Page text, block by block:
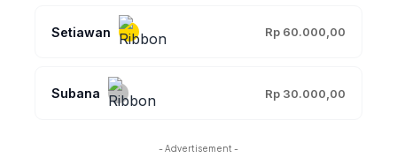
Setiawan Rp 60.000,00
Subana Rp 30.000,00
- Advertisement -